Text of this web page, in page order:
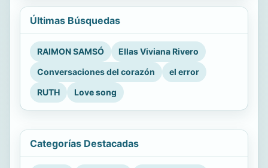
Últimas Búsquedas
RAIMON SAMSÓ
Ellas Viviana Rivero
Conversaciones del corazón
el error
RUTH
Love song
Categorías Destacadas